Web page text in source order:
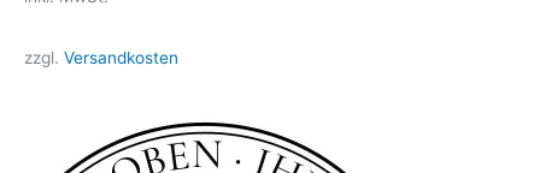
zzgl. Versandkosten